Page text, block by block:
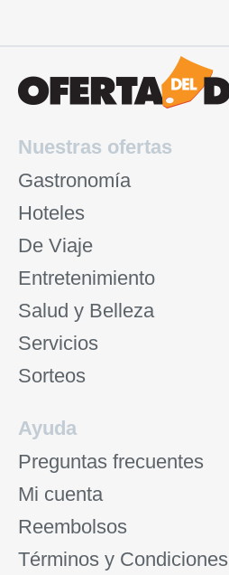
Nuestras ofertas
Gastronomía
Hoteles
De Viaje
Entretenimiento
Salud y Belleza
Servicios
Sorteos
Ayuda
Preguntas frecuentes
Mi cuenta
Reembolsos
Términos y Condiciones